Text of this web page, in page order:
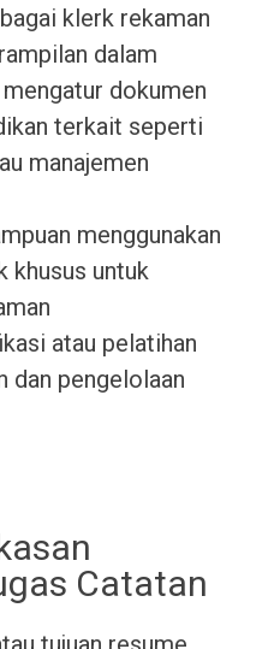
klerk rekaman
dalam
dokumen
terkait seperti
manajemen
menggunakan
khusus untuk
atau pelatihan
dan pengelolaan
Catatan